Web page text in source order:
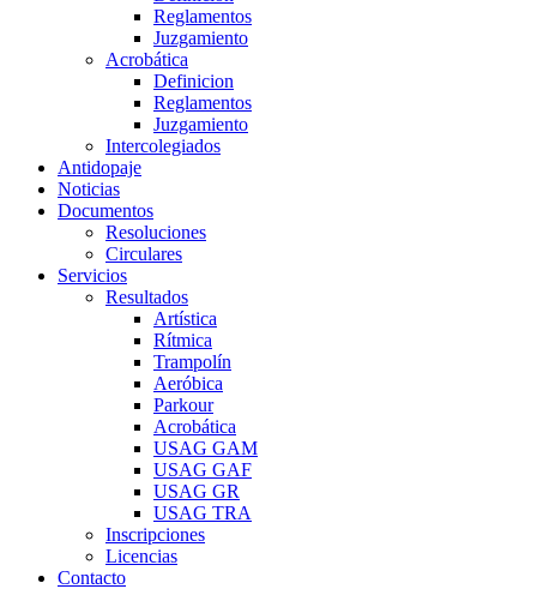
Reglamentos
Juzgamiento
Acrobática
Definicion
Reglamentos
Juzgamiento
Intercolegiados
Antidopaje
Noticias
Documentos
Resoluciones
Circulares
Servicios
Resultados
Artística
Rítmica
Trampolín
Aeróbica
Parkour
Acrobática
USAG GAM
USAG GAF
USAG GR
USAG TRA
Inscripciones
Licencias
Contacto